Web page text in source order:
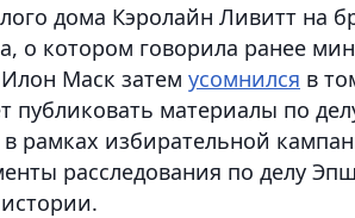
дома Кэролайн Ливитт на
о котором говорила ранее
Маск затем усомнился в
публиковать материалы по
рамках избирательной
расследования по делу